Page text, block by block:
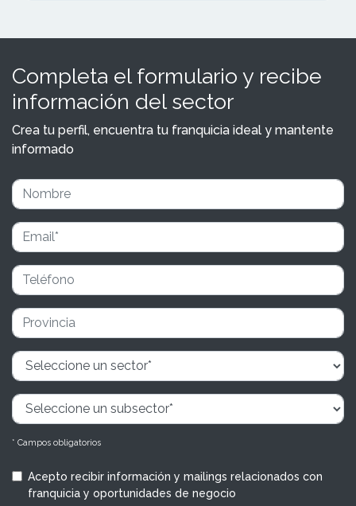
Completa el formulario y recibe
información del sector
Crea tu perfil, encuentra tu franquicia ideal y mantente
informado
* Campos obligatorios
Acepto recibir información y mailings relacionados con
franquicia y oportunidades de negocio